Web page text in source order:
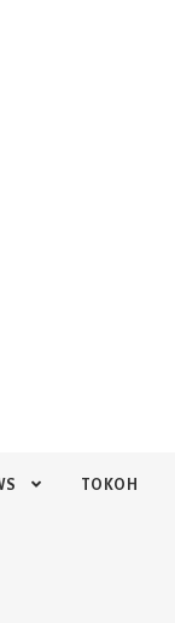
TOKOH